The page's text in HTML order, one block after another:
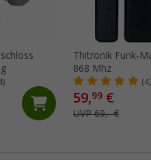
Thitronik Funk-
868 Mhz
59,99 €
UVP 69,- €